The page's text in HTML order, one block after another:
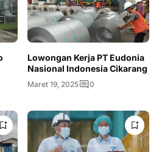
Lowongan Kerja PT Eudonia
Nasional Indonesia Cikarang
Maret 19, 2025 0